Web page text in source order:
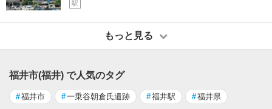
駅
もっと見る
福井市(福井) で人気のタグ
#福井市 #一乗谷朝倉氏遺跡 #福井駅 #福井県